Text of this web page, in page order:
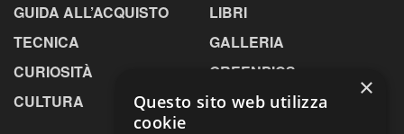
GUIDA ALL’ACQUISTO
TECNICA
CURIOSITÀ
CULTURA
LIBRI
GALLERIA
GREENPICS
LA RIVISTA
×
Questo sito web utilizza
cookie